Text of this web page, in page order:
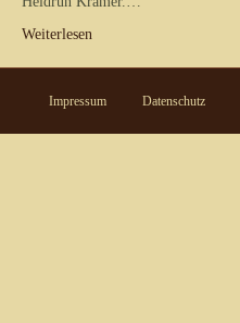
Weiterlesen
Impressum Datenschutz